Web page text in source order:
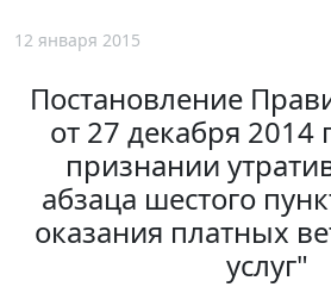
12 января 2015
Постановление
от 27 декабря 2014
признании
абзаца шестого
оказания платных
услуг"